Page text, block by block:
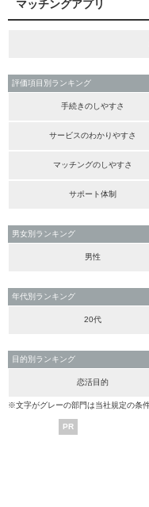
マッチングアプリ
評価項目別ランキング
手続きのしやすさ
サービスのわかりやすさ
マッチングのしやすさ
サポート体制
男女別ランキング
男性
年代別ランキング
20代
目的別ランキング
恋活目的
※文字がグレーの部門は当社規定の条
PR